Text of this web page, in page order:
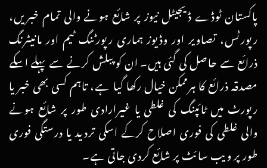
پاکستان ٹوڈے ڈیجیٹل نیوز پر شائع ہونے والی تمام خبریں،
رپورٹس، تصاویر اور وڈیوز ہماری رپورٹنگ ٹیم اور مانیٹرنگ
ذرائع سے حاصل کی گئی ہیں۔ ان کو پبلش کرنے سے پہلے اسکے
مصدقہ ذرائع کا ہرممکن خیال رکھا گیا ہے، تاہم کسی بھی خبر یا
رپورٹ میں ٹائپنگ کی غلطی یا غیرارادی طور پر شائع ہونے
والی غلطی کی فوری اصلاح کرکے اسکی تردید یا درستگی فوری
طور پر ویب سائٹ پر شائع کردی جاتی ہے۔